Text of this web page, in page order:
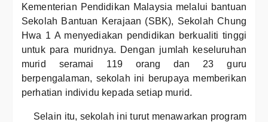
Kementerian Pendidikan Malaysia melalui bantuan
Sekolah Bantuan Kerajaan (SBK), Sekolah Chung
Hwa 1 A menyediakan pendidikan berkualiti tinggi
untuk para muridnya. Dengan jumlah keseluruhan
murid seramai 119 orang dan 23 guru
berpengalaman, sekolah ini berupaya memberikan
perhatian individu kepada setiap murid.
Selain itu, sekolah ini turut menawarkan program